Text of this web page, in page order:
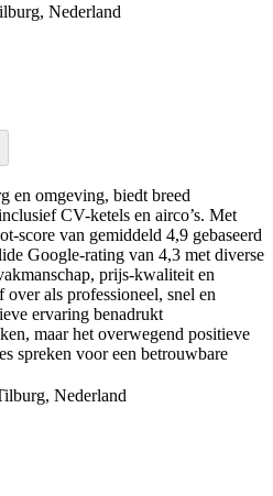
Nederland
en omgeving, biedt breed
CV-ketels en airco’s. Met
score van gemiddeld 4,9 gebaseerd
Google-rating van 4,3 met diverse
prijs-kwaliteit en
als professioneel, snel en
ervaring benadrukt
maar het overwegend positieve
spreken voor een betrouwbare
Nederland